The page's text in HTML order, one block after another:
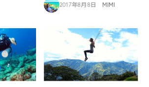
2017年8月8日 MIMI